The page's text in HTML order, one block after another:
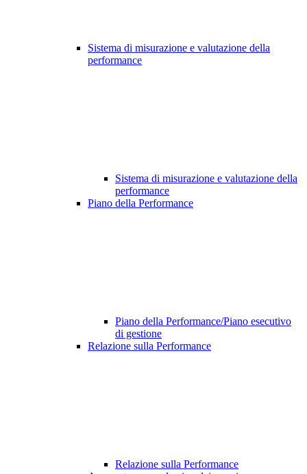
Sistema di misurazione e valutazione della
performance
Sistema di misurazione e valutazione della
performance
Piano della Performance
Piano della Performance/Piano esecutivo
di gestione
Relazione sulla Performance
Relazione sulla Performance